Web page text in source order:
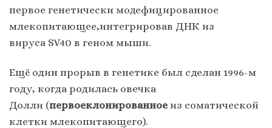
первое генетически модефицированное
млекопитающее,интегрировав ДНК из
вируса SV40 в геном мыши.
Ещё один прорыв в генетике был сделан 1996-м
году, когда родилась овечка
Долли (первоеклонированное из соматической
клетки млекопитающего).